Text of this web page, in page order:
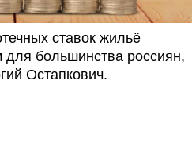
ставок жильё
для большинства россиян,
Остапкович.